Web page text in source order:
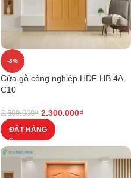
-8%
Cửa gỗ công nghiệp HDF HB.4A-
C10
2.500.000₫ 2.300.000₫
ĐẶT HÀNG